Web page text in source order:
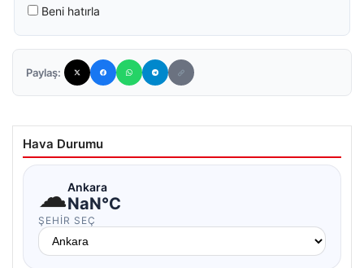
Beni hatırla
Paylaş:
Hava Durumu
☁Ankara
NaN°C
ŞEHIR SEÇ